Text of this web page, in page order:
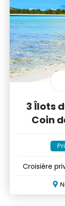
3 Îlots
Coin
Croisière